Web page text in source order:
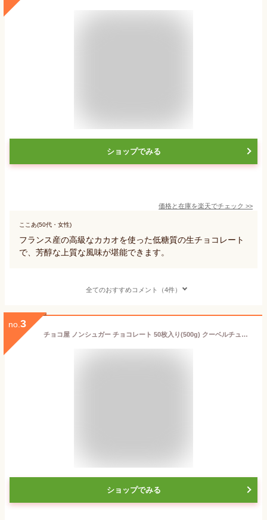
ショップでみる
価格と在庫を楽天でチェック >>
ここあ(50代・女性)
フランス産の高級なカカオを使った低糖質の生チョコレート
で、芳醇な上質な風味が堪能できます。
全てのおすすめコメント（4件）
no. 3
チョコ屋 ノンシュガー チョコレート 50枚入り(500g) クーベルチュール 砂糖不使用 ダイエット 糖類ゼロ 個包装 フェアトレード 糖質制限 糖質オフ 低糖質
ショップでみる